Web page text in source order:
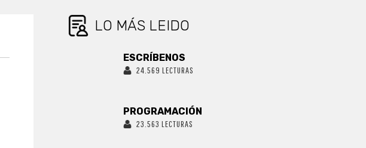
LO MÁS LEIDO
ESCRÍBENOS
24.569 LECTURAS
PROGRAMACIÓN
23.563 LECTURAS